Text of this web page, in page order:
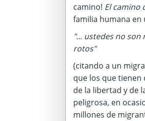
camino! El camino
familia humana
"... ustedes no
rotos"
(citando a un
que los que
de la libertad y de
peligrosa, en
millones de